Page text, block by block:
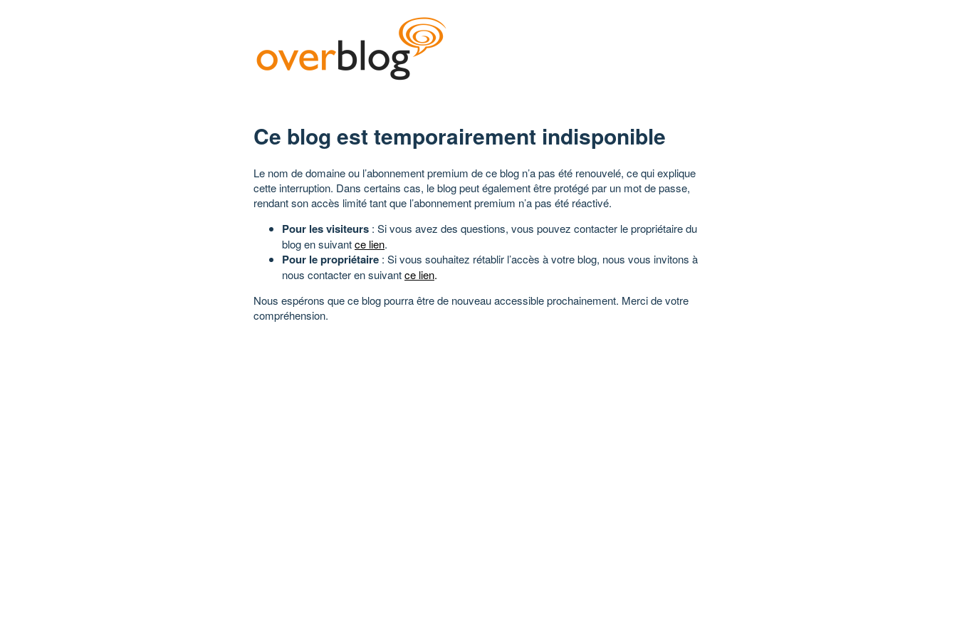
Ce blog est temporairement indisponible
Le nom de domaine ou l’abonnement premium de ce blog n’a pas été renouvelé, ce qui explique
cette interruption. Dans certains cas, le blog peut également être protégé par un mot de passe,
rendant son accès limité tant que l’abonnement premium n’a pas été réactivé.
Pour les visiteurs : Si vous avez des questions, vous pouvez contacter le propriétaire du
blog en suivantce lien.
Pour le propriétaire : Si vous souhaitez rétablir l’accès à votre blog, nous vous invitons à
nous contacter en suivantce lien.
Nous espérons que ce blog pourra être de nouveau accessible prochainement. Merci de votre
compréhension.